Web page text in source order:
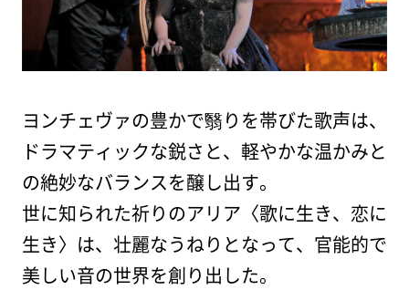
ヨンチェヴァの豊かで翳りを帯びた歌声は、
ドラマティックな鋭さと、軽やかな温かみと
の絶妙なバランスを醸し出す。
世に知られた祈りのアリア〈歌に生き、恋に
生き〉は、壮麗なうねりとなって、官能的で
美しい音の世界を創り出した。